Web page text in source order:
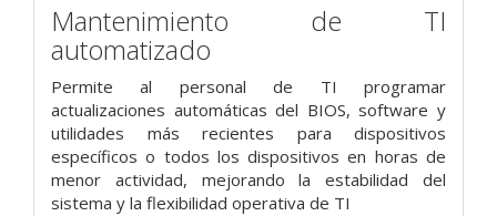
Mantenimiento de TI
automatizado
Permite al personal de TI programar
actualizaciones automáticas del BIOS, software y
utilidades más recientes para dispositivos
específicos o todos los dispositivos en horas de
menor actividad, mejorando la estabilidad del
sistema y la flexibilidad operativa de TI